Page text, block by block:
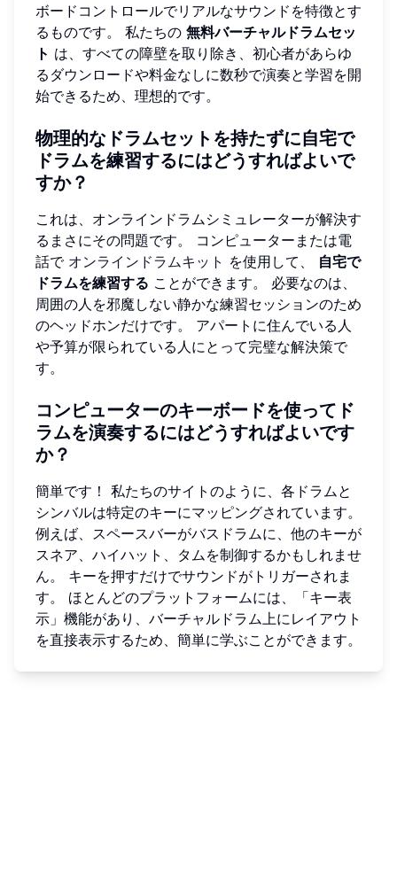
ボードコントロールでリアルなサウンドを特徴とす
るものです。 私たちの 無料バーチャルドラムセッ
ト は、すべての障壁を取り除き、初心者があらゆ
るダウンロードや料金なしに数秒で演奏と学習を開
始できるため、理想的です。
物理的なドラムセットを持たずに自宅で
ドラムを練習するにはどうすればよいで
すか？
これは、オンラインドラムシミュレーターが解決す
るまさにその問題です。 コンピューターまたは電
話で オンラインドラムキット を使用して、 自宅で
ドラムを練習する ことができます。 必要なのは、
周囲の人を邪魔しない静かな練習セッションのため
のヘッドホンだけです。 アパートに住んでいる人
や予算が限られている人にとって完璧な解決策で
す。
コンピューターのキーボードを使ってド
ラムを演奏するにはどうすればよいです
か？
簡単です！ 私たちのサイトのように、各ドラムと
シンバルは特定のキーにマッピングされています。
例えば、スペースバーがバスドラムに、他のキーが
スネア、ハイハット、タムを制御するかもしれませ
ん。 キーを押すだけでサウンドがトリガーされま
す。 ほとんどのプラットフォームには、「キー表
示」機能があり、バーチャルドラム上にレイアウト
を直接表示するため、簡単に学ぶことができます。